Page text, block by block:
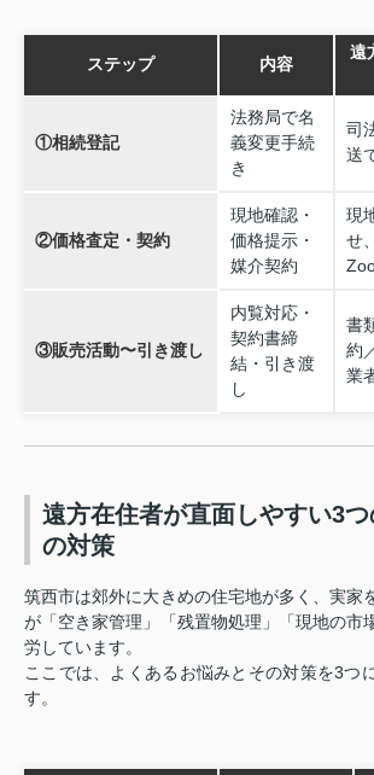
ステップ 内容
遠
①相続登記
法務局で名
義変更手続
き
司
送
②価格査定・契約
現地確認・
価格提示・
媒介契約
現
せ
③販売活動〜引き渡し
内覧対応・
契約書締
結・引き渡
し
書
約
業
遠方在住者が直面しやすい3
の対策
筑西市は郊外に大きめの住宅地が多く、実家
が「空き家管理」「残置物処理」「現地の市
労しています。
ここでは、よくあるお悩みとその対策を3つ
す。